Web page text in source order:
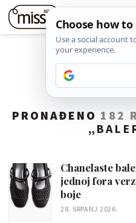
PRONAĐENO 182
„
Chanelaste
jednoj fora
boje
28. SRPANJ 2026.